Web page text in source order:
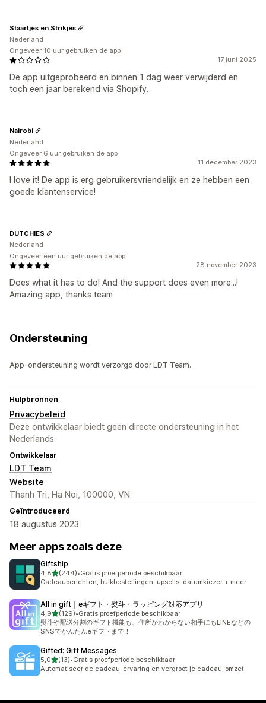
17 juni 2025
De app uitgeprobeerd en binnen 1 dag weer verwijderd en
toch een jaar berekend via Shopify.
Staartjes en Strikjes
Nederland
Ongeveer 10 uur gebruiken de app
11 december 2023
I love it! De app is erg gebruikersvriendelijk en ze hebben een
goede klantenservice!
Nairobi
Nederland
Ongeveer 6 uur gebruiken de app
28 november 2023
Does what it has to do! And the support does even more...!
Amazing app, thanks team
DUTCHIES
Nederland
Ongeveer een uur gebruiken de app
Ondersteuning
App-ondersteuning wordt verzorgd door LDT Team.
Hulpbronnen
Privacybeleid
Deze ontwikkelaar biedt geen directe ondersteuning in het
Nederlands.
Ontwikkelaar
LDT Team
Website
Thanh Tri, Ha Noi, 100000, VN
Geïntroduceerd
18 augustus 2023
Meer apps zoals deze
Giftship
4,8van 5 sterren
(244)
244 recensies in totaal
•Gratis proefperiode beschikbaar
Cadeauberichten, bulkbestellingen, upsells, datumkiezer + meer
All in gift｜eギフト・熨斗・ラッピング対応アプリ
4,9van 5 sterren
(129)
129 recensies in totaal
•Gratis proefperiode beschikbaar
熨斗や配送分割のギフト機能も、住所がわからない相手にもLINEなどの
SNSでかんたんeギフトまで！
Gifted: Gift Messages
5,0van 5 sterren
(13)
13 recensies in totaal
•Gratis proefperiode beschikbaar
Automatiseer de cadeau-ervaring en vergroot je cadeau-omzet.